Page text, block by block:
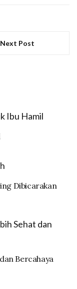
Next Post
Dibicarakan
Bercahaya